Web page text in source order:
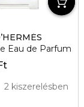
Eau de Parfum
2 kiszerelésben